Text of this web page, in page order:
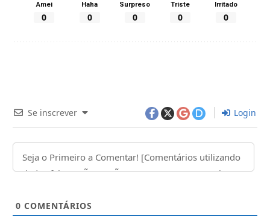
Amei
0
Haha
0
Surpreso
0
Triste
0
Irritado
0
Se inscrever Login
0 COMENTÁRIOS